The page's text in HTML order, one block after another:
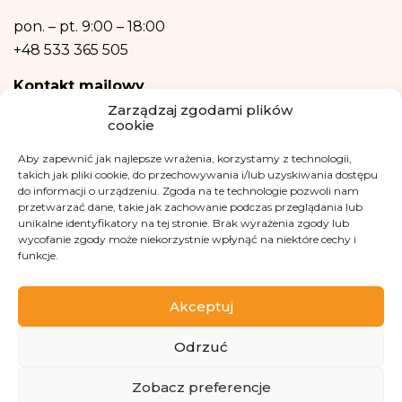
Zarządzaj zgodami plików
cookie
Aby zapewnić jak najlepsze wrażenia, korzystamy z technologii,
takich jak pliki cookie, do przechowywania i/lub uzyskiwania dostępu
do informacji o urządzeniu. Zgoda na te technologie pozwoli nam
przetwarzać dane, takie jak zachowanie podczas przeglądania lub
unikalne identyfikatory na tej stronie. Brak wyrażenia zgody lub
wycofanie zgody może niekorzystnie wpłynąć na niektóre cechy i
funkcje.
Akceptuj
Odrzuć
Zobacz preferencje
również w formie profilowania.
pon. – pt. 9:00 – 18:00
+48 533 365 505
Kontakt mailowy
kontakt@fundacjakasisi.pl
Inspektor Danych Osobowych
Klaudia Kwiatkowska
iod@fundacjakasisi.pl
Copyright 2013-2026 Fundacja Kasisi KRS 0000457951